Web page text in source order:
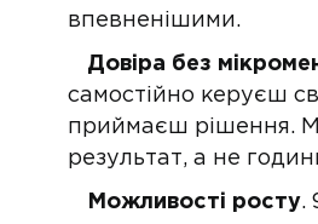
впевненішими.
Довіра без
самостійно керуєш
приймаєш рішення.
результат, а не
Можливості росту.